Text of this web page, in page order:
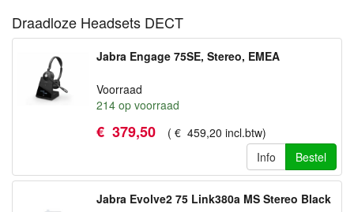
Draadloze Headsets DECT
Jabra Engage 75SE, Stereo, EMEA
Voorraad
214 op voorraad
€ 379,50 ( € 459,20 incl.btw)
Info
Bestel
Jabra Evolve2 75 Link380a MS Stereo Black